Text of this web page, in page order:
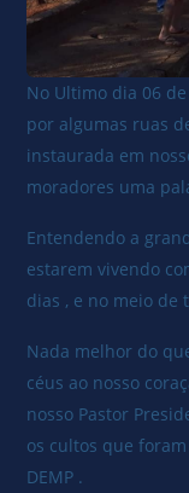
No Ultimo dia 06
por algumas ruas
instaurada em
moradores uma
Entendendo a
estarem vivendo
dias , e no meio de
Nada melhor do
céus ao nosso
nosso Pastor
os cultos que
DEMP .